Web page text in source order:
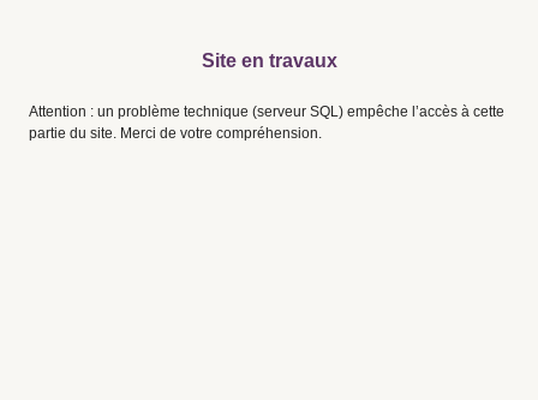
Site en travaux
Attention : un problème technique (serveur SQL) empêche l’accès à cette
partie du site. Merci de votre compréhension.